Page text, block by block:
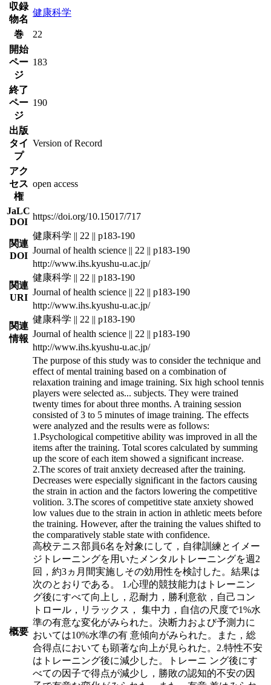
収録
物名
健康科学
巻
22
開始
ペー
ジ
183
終了
ペー
ジ
190
出版
タイ
プ
Version of Record
アク
セス
権
open access
JaLC
DOI
https://doi.org/10.15017/717
関連
DOI
健康科学 || 22 || p183-190
Journal of health science || 22 || p183-190
http://www.ihs.kyushu-u.ac.jp/
関連
URI
健康科学 || 22 || p183-190
Journal of health science || 22 || p183-190
http://www.ihs.kyushu-u.ac.jp/
関連
情報
健康科学 || 22 || p183-190
Journal of health science || 22 || p183-190
http://www.ihs.kyushu-u.ac.jp/
概要
The purpose of this study was to consider the technique and
effect of mental training based on a combination of
relaxation training and image training. Six high school tennis
players were selected as... subjects. They were trained
twenty times for about three months. A training session
consisted of 3 to 5 minutes of image training. The effects
were analyzed and the results were as follows:
1.Psychological competitive ability was improved in all the
items after the training. Total scores calculated by summing
up the score of each item showed a significant increase.
2.The scores of trait anxiety decreased after the training.
Decreases were especially significant in the factors causing
the strain in action and the factors lowering the competitive
volition. 3.The scores of competitive state anxiety showed
low values due to the strain in action in athletic meets before
the training. However, after the training the values shifted to
the comparatively stable state with confidence.
高校テニス部員6名を対象にして，自律訓練とイメー
ジトレーニングを用いたメンタルトレーニングを週2
回，約3ヵ月間実施しその効用性を検討した。結果は
次のとおりである。 1.心理的競技能力はトレーニン
グ後にすべて向上し，忍耐力，勝利意欲，自己コン
トロール，リラックス， 集中力，自信の尺度で1%水
準の有意な変化がみられた。決断力および予測力に
おいては10%水準の有 意傾向がみられた。また，総
合得点においても顕著な向上が見られた。2.特性不安
はトレーニング後に減少した。トレーニ ング後にす
べての因子で得点が減少し，勝敗の認知的不安の因